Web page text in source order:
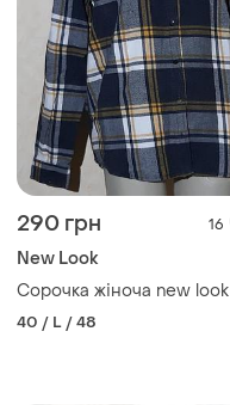
290 грн 16
New Look
Сорочка жіноча new look
40 / L / 48